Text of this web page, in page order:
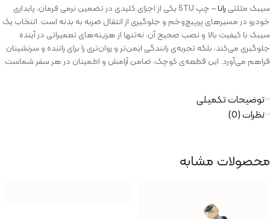
سیبک مثلثی رانا
– چپ 5TU یکی از اجزای کلیدی در تضمین نرمی فرمان، پایداری
خودرو در مسیرهای پرپیچ‌وخم و جلوگیری از انتقال ضربه به بدنه است. انتخاب یک
سیبک با کیفیت بالا و نصب صحیح آن، نه‌تنها از هزینه‌های تعمیراتی در آینده
جلوگیری می‌کند، بلکه تجربه‌ی رانندگی ایمن‌تر و روان‌تری را برای راننده و سرنشینان
فراهم می‌آورد. این قطعه‌ی کوچک، ضامن آرامش و اطمینان در هر سفر شماست.
توضیحات تکمیلی
نظرات (0)
محصولات مشابه